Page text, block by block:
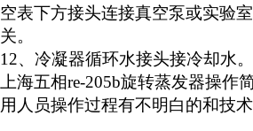
空表下方接头连接真空泵或实验
关。
12、冷凝器循环水接头接冷却水。
上海五相re-205b旋转蒸发器操作
用人员操作过程有不明白的和技术